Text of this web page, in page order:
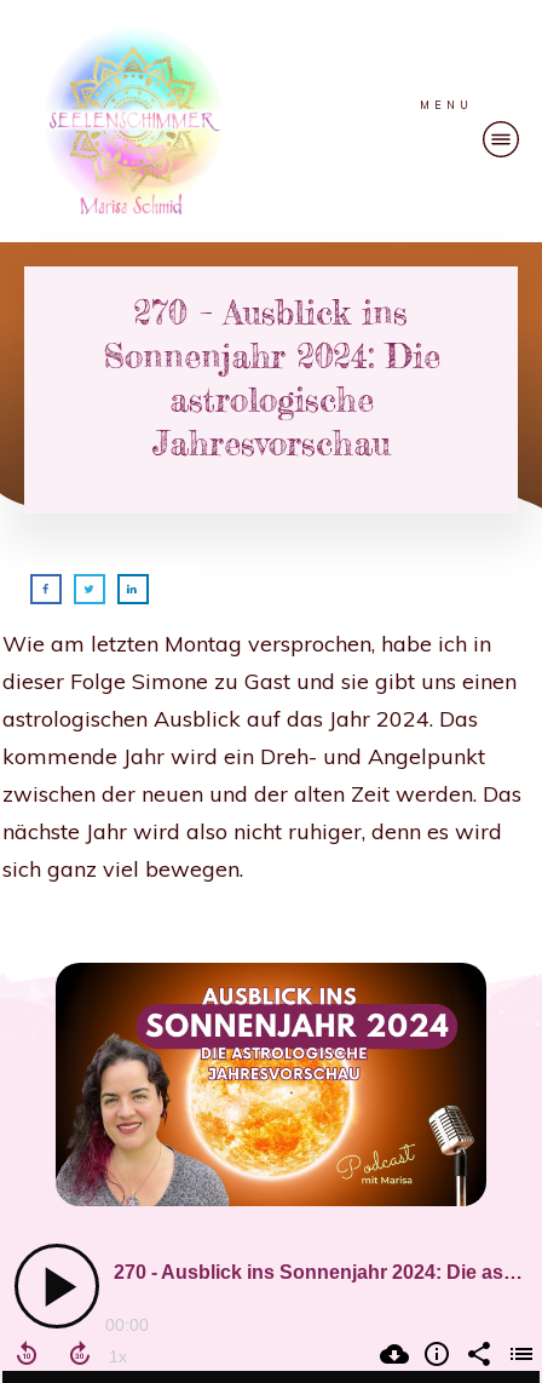
MENU
270 – Ausblick ins
Sonnenjahr 2024: Die
astrologische
Jahresvorschau
Wie am letzten Montag versprochen, habe ich in
dieser Folge Simone zu Gast und sie gibt uns einen
astrologischen Ausblick auf das Jahr 2024. Das
kommende Jahr wird ein Dreh- und Angelpunkt
zwischen der neuen und der alten Zeit werden. Das
nächste Jahr wird also nicht ruhiger, denn es wird
sich ganz viel bewegen.